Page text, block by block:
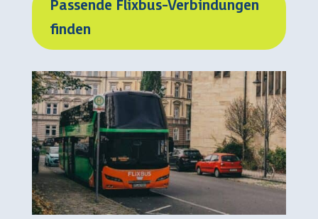
Passende Flixbus-Verbindungen
finden